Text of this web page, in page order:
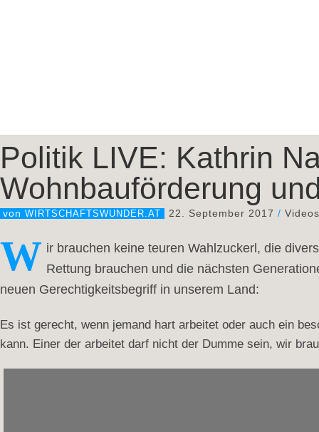
Politik LIVE: Kathrin
Wohnbauförderung
von WIRTSCHAFTSWUNDER.AT 22. September 2017 / Videos
W ir brauchen keine teuren Wahlzuckerl, die
Rettung brauchen und die nächsten
neuen Gerechtigkeitsbegriff in unserem Land:
Es ist gerecht, wenn jemand hart arbeitet oder auch ein
kann. Einer der arbeitet darf nicht der Dumme sein, wir